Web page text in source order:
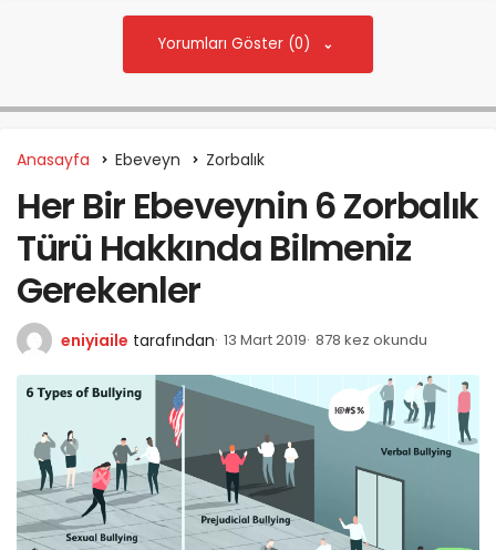
Yorumları Göster (0)
Anasayfa Ebeveyn Zorbalık
Her Bir Ebeveynin 6 Zorbalık
Türü Hakkında Bilmeniz
Gerekenler
eniyiaile tarafından 13 Mart 2019 878 kez okundu